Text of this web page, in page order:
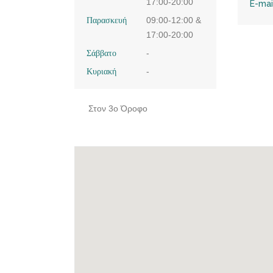
Παρασκευή
09:00-12:00 &
17:00-20:00
Σάββατο
-
Κυριακή
-
Στον 3ο Όροφο
E-